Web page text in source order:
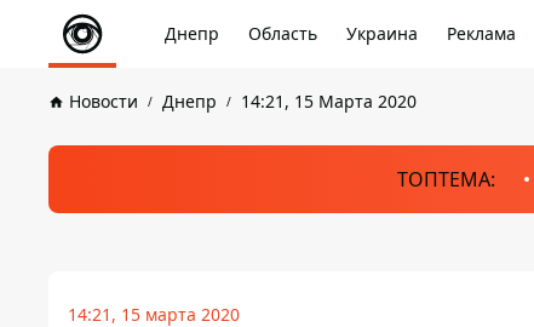
Днепр Область Украина Реклама
Новости Днепр 14:21, 15 Марта 2020
ТОПТЕМА:
14:21, 15 марта 2020